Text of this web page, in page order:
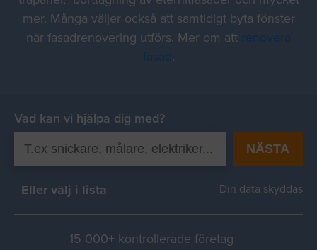
mer. Många väljer också att samtidigt byta fönster
när fasadrenovering utförs. Mer om att renovera
fasad.
Vad kan vi hjälpa dig med?
NÄSTA
Eller välj i lista Din data skyddas
15 000+ kontrollerade företag